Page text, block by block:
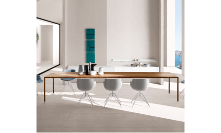
TENSE